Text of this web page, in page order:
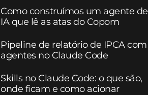
Como construímos um agente de
IA que lê as atas do Copom
Pipeline de relatório de IPCA com
agentes no Claude Code
Skills no Claude Code: o que são,
onde ficam e como acionar